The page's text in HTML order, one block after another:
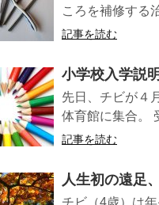
ころを補修する
記事を読む
小学校入学説
先日、チビが４
体育館に集合。
記事を読む
人生初の遠足